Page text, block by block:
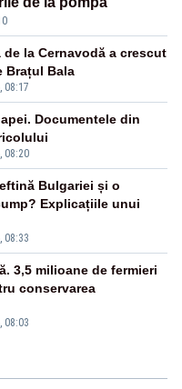
08:17
la Cernavodă a crescut
Brațul Bala
08:20
Documentele din
08:33
Bulgariei și o
Explicațiile unui
08:03
3,5 milioane de fermieri
conservarea